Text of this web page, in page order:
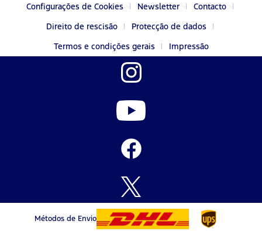
Configurações de Cookies Newsletter
Contacto
Direito de rescisão
Protecção de dados
Termos e condições gerais
Impressão
Métodos de Envio